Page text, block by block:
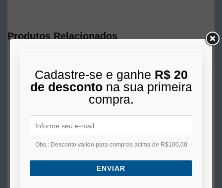
Produtos Relacionados
Reparo de Pneus Vipaseal
Cadastre-se e ganhe R$ 20
de descontona sua primeira
compra.
Obs.: Desconto válido para compras acima de R$100,00
ENVIAR